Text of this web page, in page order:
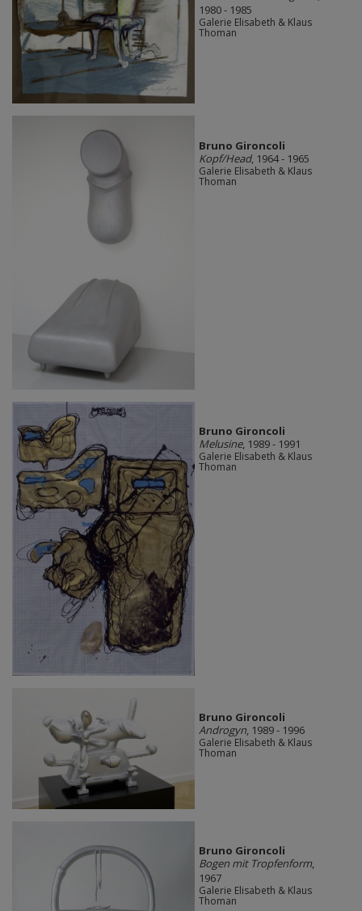
1980 - 1985
Galerie Elisabeth & Klaus
Thoman
Bruno Gironcoli
Kopf/Head, 1964 - 1965
Galerie Elisabeth & Klaus
Thoman
Bruno Gironcoli
Melusine, 1989 - 1991
Galerie Elisabeth & Klaus
Thoman
Bruno Gironcoli
Androgyn, 1989 - 1996
Galerie Elisabeth & Klaus
Thoman
Bruno Gironcoli
Bogen mit Tropfenform,
1967
Galerie Elisabeth & Klaus
Thoman